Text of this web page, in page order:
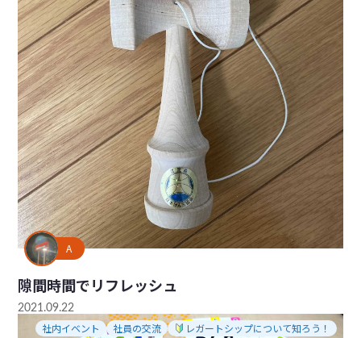
A
隙間時間でリフレッシュ
2021.09.22
社内イベント 社員の交流 レガートシップについて知ろう！